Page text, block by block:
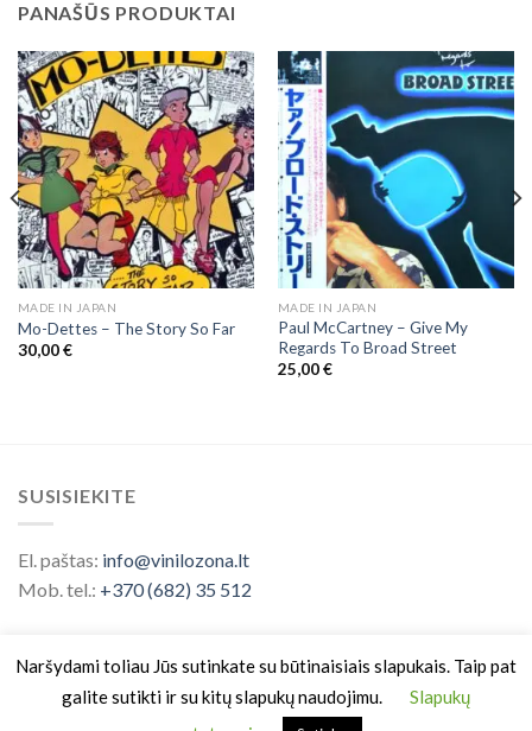
PANAŠŪS PRODUKTAI
MADE IN JAPAN
Mo-Dettes ‎– The Story So Far
30,00€
MADE IN JAPAN
Paul McCartney ‎– Give My
Regards To Broad Street
25,00€
SUSISIEKITE
El. paštas: info@vinilozona.lt
Mob. tel.: +370 (682) 35 512
Naršydami toliau Jūs sutinkate su būtinaisiais slapukais. Taip pat
galite sutikti ir su kitų slapukų naudojimu.
Slapukų